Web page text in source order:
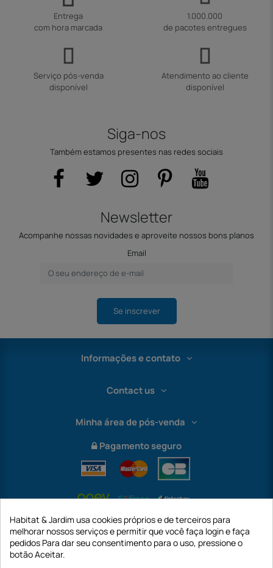
Entrega
com hora marcada
1.000.000
de pacotes entregues
Serviço pós-venda
disponível
Atendimento ao cliente
disponível
Siga-nos
Também estamos presentes nas redes sociais
Newsletter
Acompanhe nossas novidades e aproveite nossos bons planos
Email
Se inscrever
Informações e contato
Contact us
Minha área de pós-venda
Pagamento seguro
Habitat & Jardim usa cookies próprios e de terceiros para
melhorar nossos serviços e permitir que você faça login e faça
pedidos Para dar seu consentimento para o uso, pressione o
botão Aceitar.